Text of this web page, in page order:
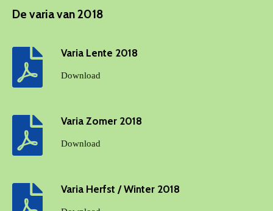
De varia van 2018
Varia Lente 2018
Download
Varia Zomer 2018
Download
Varia Herfst / Winter 2018